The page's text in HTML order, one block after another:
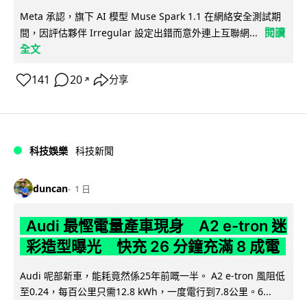
Meta 承認，旗下 AI 模型 Muse Spark 1.1 在網絡安全測試期
間，因評估夥伴 Irregular 設定出錯而意外連上互聯網...
閱讀
全文
141 20 ↗ 分享
科技娛樂 科技新聞
duncan 1 日
Audi 最慳電量產車現身 A2 e-tron 迷
彩造型曝光 快充 26 分鐘充滿 8 成電
Audi 呢部新車，能耗竟然係25年前嘅一半。 A2 e-tron 風阻低
至0.24，每百公里只需12.8 kWh，一度電行到7.8公里。6...